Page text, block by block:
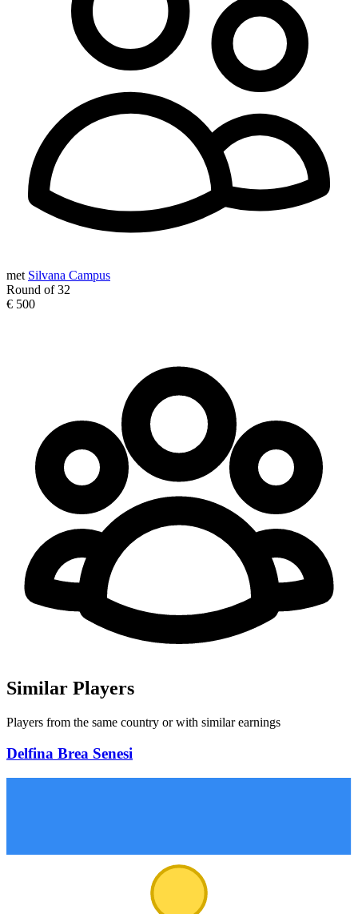
met Silvana Campus
Round of 32
€ 500
Similar Players
Players from the same country or with similar earnings
Delfina Brea Senesi